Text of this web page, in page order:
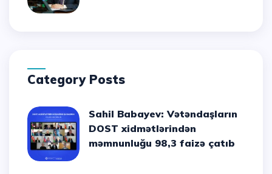
Category Posts
Sahil Babayev: Vətəndaşların
DOST xidmətlərindən
məmnunluğu 98,3 faizə çatıb